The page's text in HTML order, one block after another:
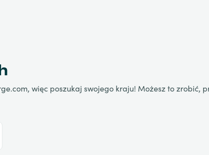
więc poszukaj swojego kraju! Możesz to